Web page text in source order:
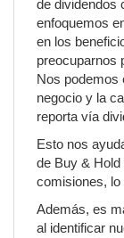
de dividendos
enfoquemos
en los
preocuparnos
Nos podemos
negocio y la
reporta vía
Esto nos
de Buy &
comisiones, lo
Además, es
al identificar